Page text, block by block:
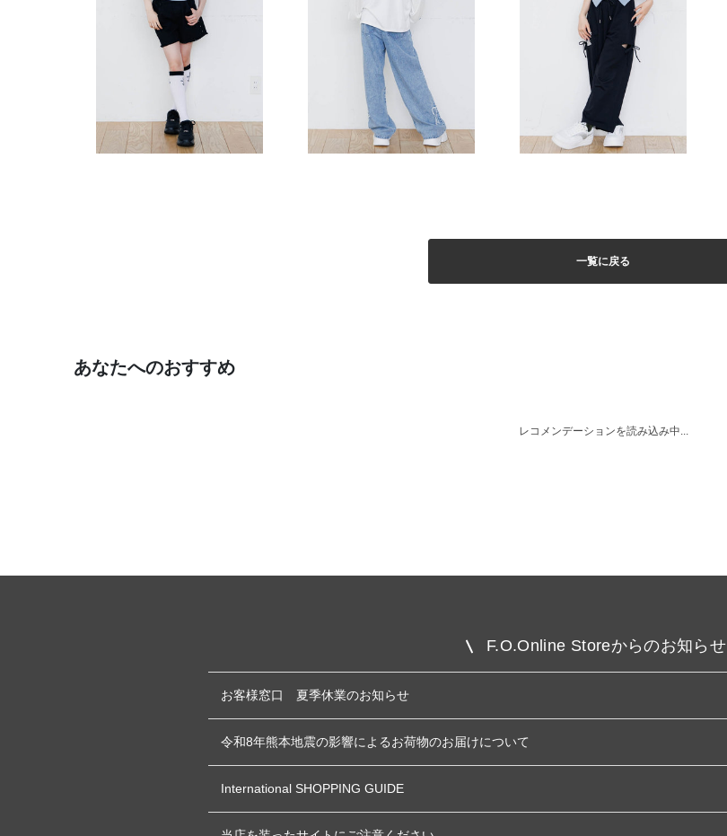
一覧に戻る
あなたへのおすすめ
レコメンデーションを読み込み中...
F.O.Online Storeからのお知らせ
お客様窓口 夏季休業のお知らせ
令和8年熊本地震の影響によるお荷物のお届けについて
International SHOPPING GUIDE